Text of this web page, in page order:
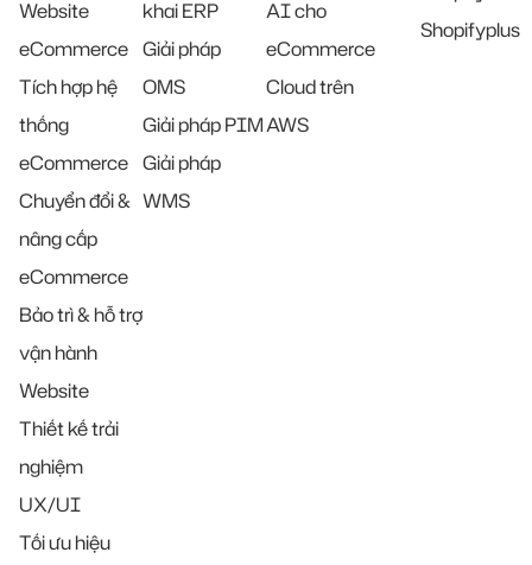
Website
eCommerce
Tích hợp hệ
thống
eCommerce
Chuyển đổi &
nâng cấp
eCommerce
Bảo trì & hỗ trợ
vận hành
Website
Thiết kế trải
nghiệm
UX/UI
Tối ưu hiệu
khai ERP
Giải pháp
OMS
Giải pháp PIM
Giải pháp
WMS
AI cho
eCommerce
Cloud trên
AWS
Shopifyplus